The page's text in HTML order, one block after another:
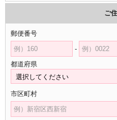
ご
郵便番号
-
都道府県
市区町村